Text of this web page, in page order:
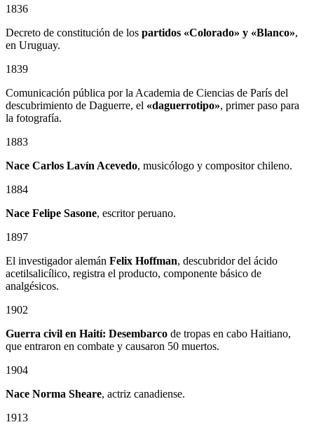
1836
Decreto de constitución de los partidos «Colorado» y «Blanco»,
en Uruguay.
1839
Comunicación pública por la Academia de Ciencias de París del
descubrimiento de Daguerre, el «daguerrotipo», primer paso para
la fotografía.
1883
Nace Carlos Lavín Acevedo, musicólogo y compositor chileno.
1884
Nace Felipe Sasone, escritor peruano.
1897
El investigador alemán Felix Hoffman, descubridor del ácido
acetilsalicílico, registra el producto, componente básico de
analgésicos.
1902
Guerra civil en Haití: Desembarco de tropas en cabo Haitiano,
que entraron en combate y causaron 50 muertos.
1904
Nace Norma Sheare, actriz canadiense.
1913